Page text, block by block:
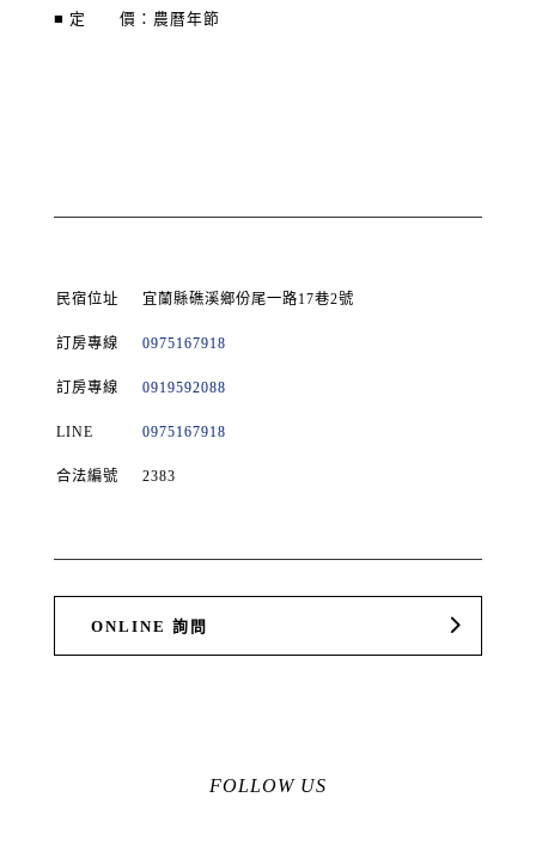
■ 定 價：農曆年節
民宿位址 宜蘭縣礁溪鄉份尾一路17巷2號
訂房專線 0975167918
訂房專線 0919592088
LINE 0975167918
合法編號 2383
ONLINE 詢問
FOLLOW US